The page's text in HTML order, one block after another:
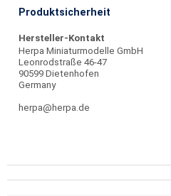
Produktsicherheit
Hersteller-Kontakt
Herpa Miniaturmodelle GmbH
Leonrodstraße 46-47
90599 Dietenhofen
Germany
herpa@herpa.de